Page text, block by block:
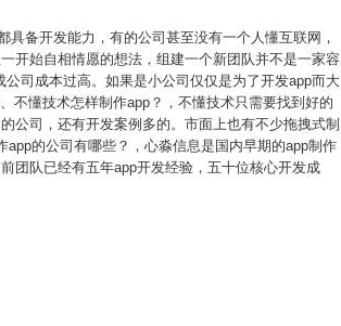
备开发能力，有的公司甚至没有一个人懂互联网，
开始自相情愿的想法，组建一个新团队并不是一家容
司成本过高。如果是小公司仅仅是为了开发app而大
不懂技术怎样制作app？，不懂技术只需要找到好的
公司，还有开发案例多的。市面上也有不少拖拽式制
的公司有哪些？，心淼信息是国内早期的app制作
团队已经有五年app开发经验，五十位核心开发成